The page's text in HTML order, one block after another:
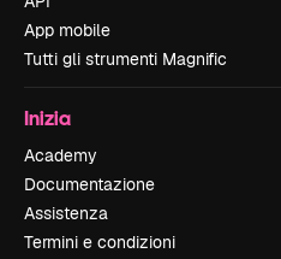
App mobile
Tutti gli strumenti Magnific
Inizia
Academy
Documentazione
Assistenza
Termini e condizioni